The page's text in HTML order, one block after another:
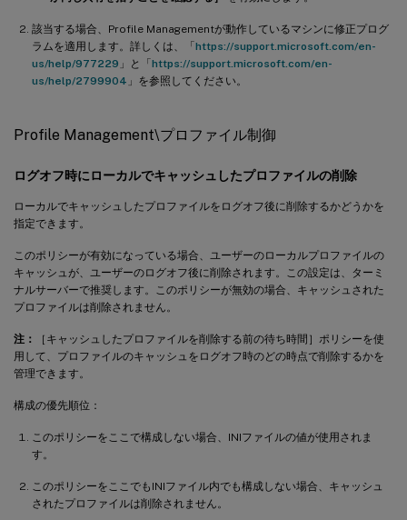
該当する場合、Profile Managementが動作しているマシンに修正プログ
ラムを適用します。詳しくは、「https://support.microsoft.com/en-
us/help/977229 」と「https://support.microsoft.com/en-
us/help/2799904 」を参照してください。
Profile Management\プロファイル制御
ログオフ時にローカルでキャッシュしたプロファイルの削除
ローカルでキャッシュしたプロファイルをログオフ後に削除するかどうかを
指定できます。
このポリシーが有効になっている場合、ユーザーのローカルプロファイルの
キャッシュが、ユーザーのログオフ後に削除されます。この設定は、ターミ
ナルサーバーで推奨します。このポリシーが無効の場合、キャッシュされた
プロファイルは削除されません。
注：
［キャッシュしたプロファイルを削除する前の待ち時間］ポリシーを使
用して、プロファイルのキャッシュをログオフ時のどの時点で削除するかを
管理できます。
構成の優先順位：
このポリシーをここで構成しない場合、INIファイルの値が使用されま
す。
このポリシーをここでもINIファイル内でも構成しない場合、キャッシュ
されたプロファイルは削除されません。